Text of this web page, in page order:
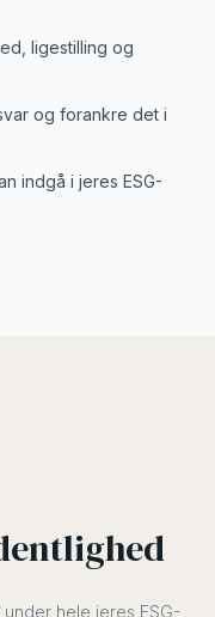
ligestilling og
og forankre det i
indgå i jeres ESG-
hele jeres ESG-